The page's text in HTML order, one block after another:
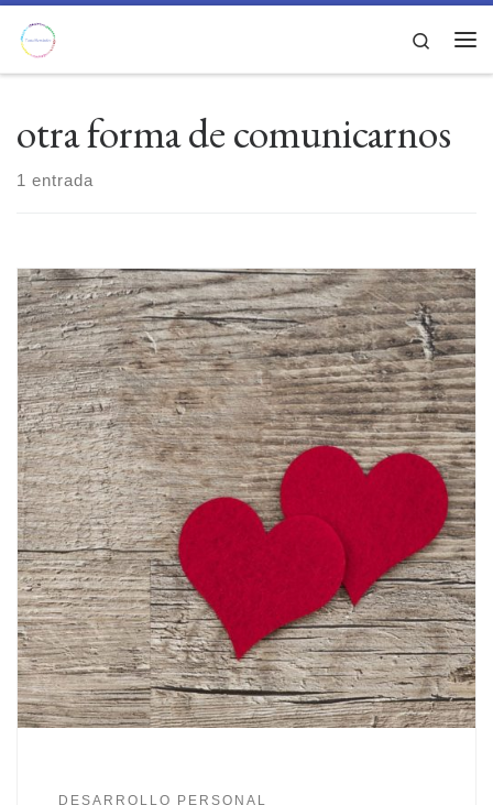
Saltar al contenido
Search
otra forma de comunicarnos
1 entrada
DESARROLLO PERSONAL